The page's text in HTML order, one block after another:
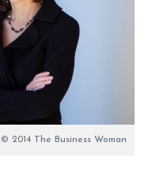
© 2014 The Business Woman